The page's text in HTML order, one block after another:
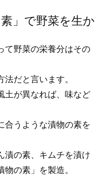
」で野菜を生か
て野菜の栄養分はその
だと言います。
土が異なれば、味など
合うような漬物の素を
漬の素、キムチを漬け
の素」を製造。